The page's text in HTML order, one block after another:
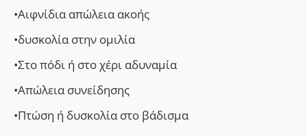
•Αιφνίδια απώλεια ακοής
•δυσκολία στην ομιλία
•Στο πόδι ή στο χέρι αδυναμία
•Απώλεια συνείδησης
•Πτώση ή δυσκολία στο βάδισμα